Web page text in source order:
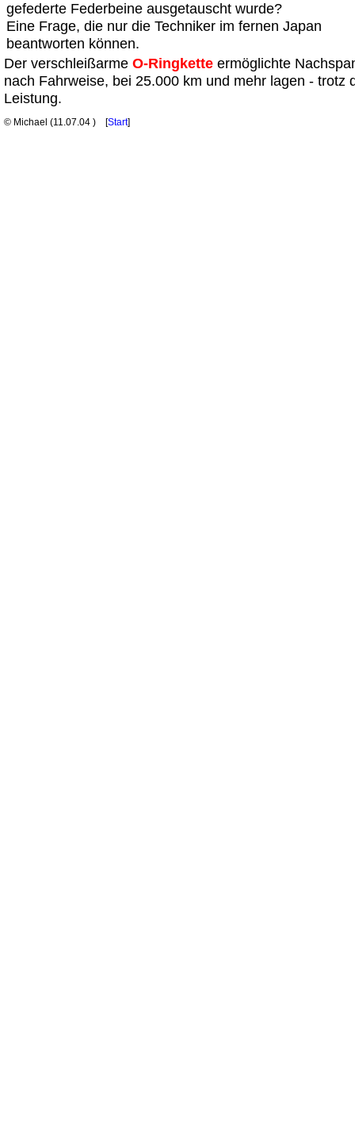
gefederte Federbeine ausgetauscht wurde?
Eine Frage, die nur die Techniker im fernen Japan
beantworten können.
Der verschleißarme O-Ringkette ermöglichte
nach Fahrweise, bei 25.000 km und mehr lagen - trotz
Leistung.
© Michael (11.07.04 ) [Start]